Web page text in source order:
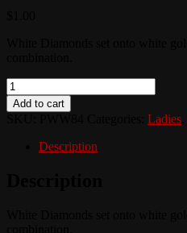
Quantity
Add to cart
Ladies
Description